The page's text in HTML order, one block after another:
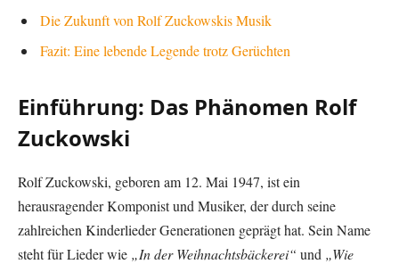
Die Zukunft von Rolf Zuckowskis Musik
Fazit: Eine lebende Legende trotz Gerüchten
Einführung: Das Phänomen Rolf
Zuckowski
Rolf Zuckowski, geboren am 12. Mai 1947, ist ein
herausragender Komponist und Musiker, der durch seine
zahlreichen Kinderlieder Generationen geprägt hat. Sein Name
steht für Lieder wie „In der Weihnachtsbäckerei“ und „Wie